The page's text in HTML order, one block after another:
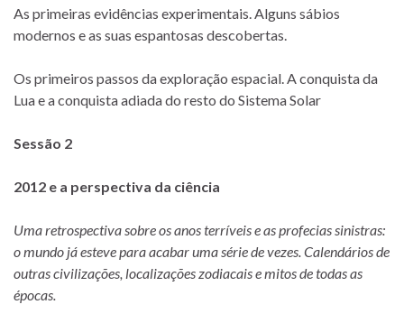
As primeiras evidências experimentais. Alguns sábios
modernos e as suas espantosas descobertas.
Os primeiros passos da exploração espacial. A conquista da
Lua e a conquista adiada do resto do Sistema Solar
Sessão 2
2012 e a perspectiva da ciência
Uma retrospectiva sobre os anos terríveis e as profecias sinistras:
o mundo já esteve para acabar uma série de vezes. Calendários de
outras civilizações, localizações zodiacais e mitos de todas as
épocas.